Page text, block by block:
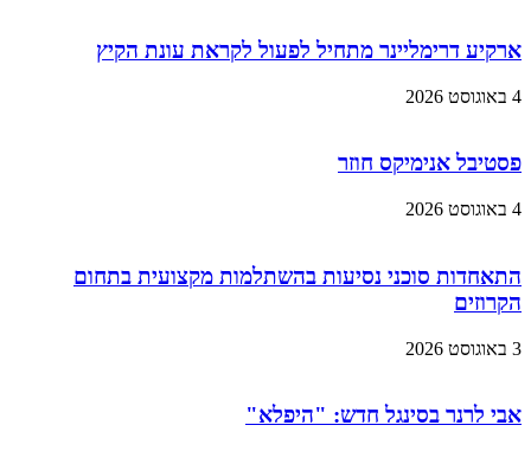
ארקיע דרימליינר מתחיל לפעול לקראת עונת הקיץ
4 באוגוסט 2026
פסטיבל אנימיקס חוזר
4 באוגוסט 2026
התאחדות סוכני נסיעות בהשתלמות מקצועית בתחום
הקרוזים
3 באוגוסט 2026
אבי לרנר בסינגל חדש: "היפלא"